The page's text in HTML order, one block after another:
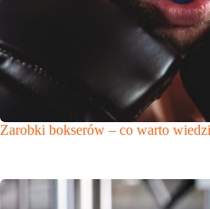
Zarobki bokserów – co warto